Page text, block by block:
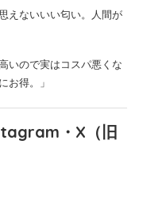
えないいい匂い。人間が
いので実はコスパ悪くな
お得。」
・X（旧